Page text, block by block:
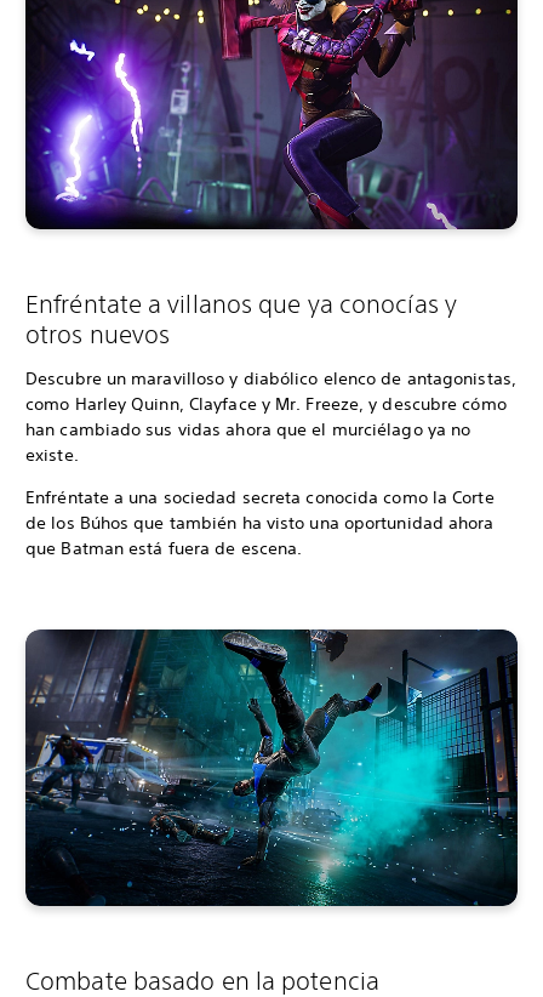
Enfréntate a villanos que ya conocías y
otros nuevos
Descubre un maravilloso y diabólico elenco de antagonistas,
como Harley Quinn, Clayface y Mr. Freeze, y descubre cómo
han cambiado sus vidas ahora que el murciélago ya no
existe.
Enfréntate a una sociedad secreta conocida como la Corte
de los Búhos que también ha visto una oportunidad ahora
que Batman está fuera de escena.
Combate basado en la potencia